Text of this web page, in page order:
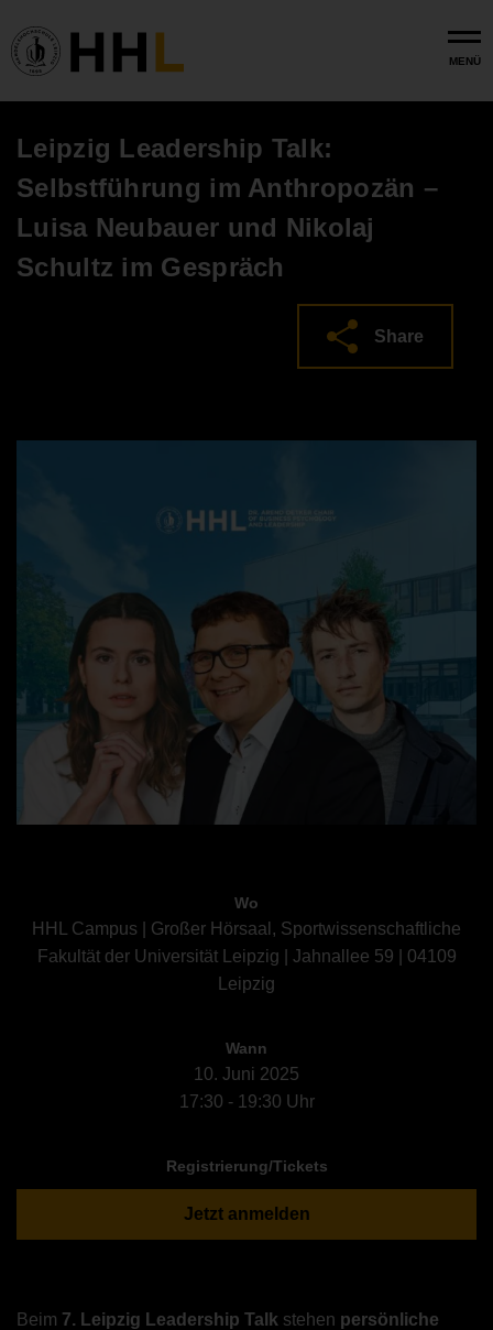
MENÜ
Leipzig Leadership Talk:
Selbstführung im Anthropozän –
Luisa Neubauer und Nikolaj
Schultz im Gespräch
Share
Wo
HHL Campus | Großer Hörsaal, Sportwissenschaftliche
Fakultät der Universität Leipzig | Jahnallee 59 | 04109
Leipzig
Wann
10. Juni 2025
17:30 - 19:30 Uhr
Registrierung/Tickets
Jetzt anmelden
Beim 7. Leipzig Leadership Talk stehen persönliche